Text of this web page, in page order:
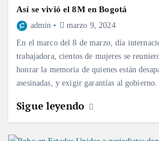
Así se vivió el 8M en Bogotá
admin marzo 9, 2024
En el marco del 8 de marzo, día
trabajadora, cientos de mujeres se
honrar la memoria de quienes están
asesinadas, y exigir garantías al gobierno.
Sigue leyendo